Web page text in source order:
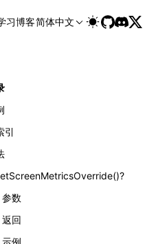
this page is available
习博客简体中文
js/react'
引
参数
返回
示例